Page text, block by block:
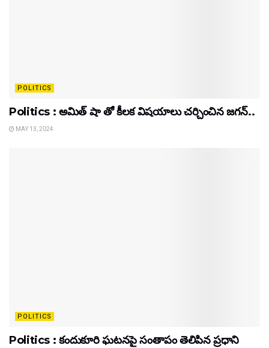
POLITICS
Politics : అమిత్ షా తో కీలక విషయాలు చర్చించిన జగన్..
MAY 13, 2024
POLITICS
Politics : కందుకూరి ఘటనపై సంతాపం తెలిపిన ప్రధాని